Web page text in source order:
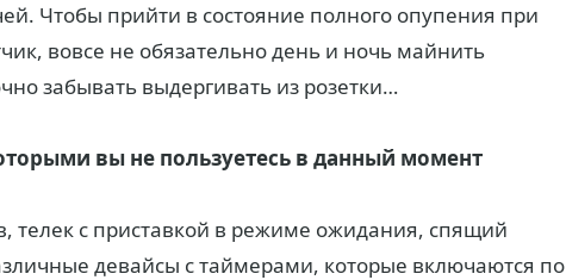
Чтобы прийти в состояние полного опупения при
вовсе не обязательно день и ночь майнить
забывать выдергивать из розетки…
вы не пользуетесь в данный момент
телек с приставкой в режиме ожидания, спящий
девайсы с таймерами, которые включаются по